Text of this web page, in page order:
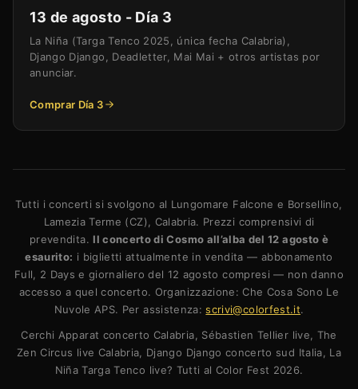
13 de agosto - Día 3
La Niña (Targa Tenco 2025, única fecha Calabria),
Django Django, Deadletter, Mai Mai + otros artistas por
anunciar.
Comprar Día 3
Tutti i concerti si svolgono al Lungomare Falcone e Borsellino,
Lamezia Terme (CZ), Calabria. Prezzi comprensivi di
prevendita. Il concerto di Cosmo all’alba del 12 agosto è
esaurito: i biglietti attualmente in vendita — abbonamento
Full, 2 Days e giornaliero del 12 agosto compresi — non danno
accesso a quel concerto. Organizzazione: Che Cosa Sono Le
Nuvole APS. Per assistenza:scrivi@colorfest.it.
Cerchi Apparat concerto Calabria, Sébastien Tellier live, The
Zen Circus live Calabria, Django Django concerto sud Italia, La
Niña Targa Tenco live? Tutti al Color Fest 2026.